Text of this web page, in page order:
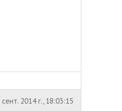
сент. 2014 г., 18:03:15